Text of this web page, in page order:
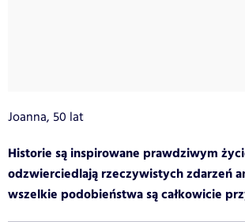
Joanna, 50 lat
Historie są inspirowane prawdziwym
odzwierciedlają rzeczywistych zdarzeń
wszelkie podobieństwa są całkowicie